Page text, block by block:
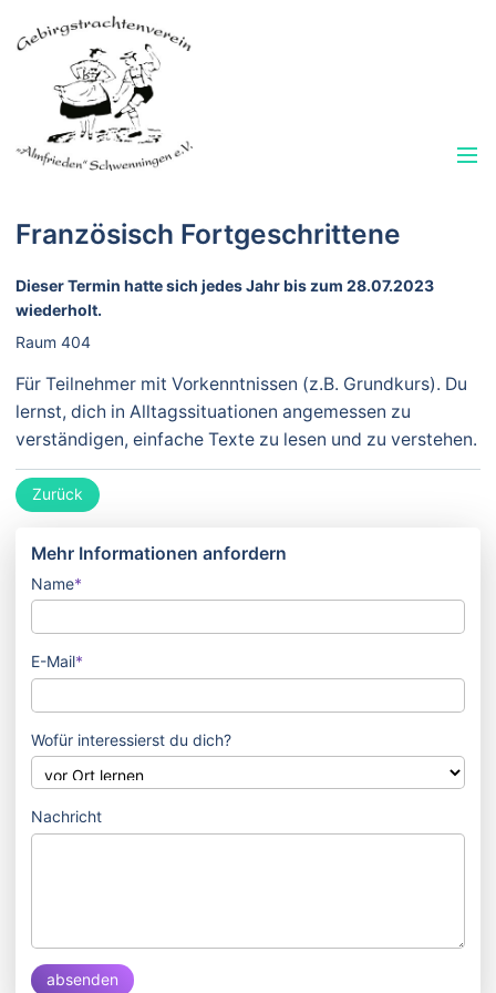
Französisch Fortgeschrittene
Dieser Termin hatte sich jedes Jahr bis zum 28.07.2023
wiederholt.
Raum 404
Für Teilnehmer mit Vorkenntnissen (z.B. Grundkurs). Du
lernst, dich in Alltags­situationen angemessen zu
verständigen, einfache Texte zu lesen und zu verstehen.
Zurück
Mehr Informationen anfordern
Name*
E-Mail*
Wofür interessierst du dich?
Nachricht
absenden